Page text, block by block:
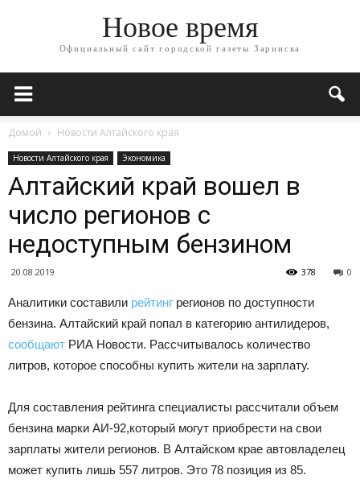
Новое время
Официальный сайт городской газеты Заринска
Домой Новости Алтайского края
Новости Алтайского края Экономика
Алтайский край вошел в
число регионов с
недоступным бензином
20.08.2019 0
378
Аналитики составили рейтинг регионов по доступности
бензина. Алтайский край попал в категорию антилидеров,
сообщают РИА Новости. Рассчитывалось количество
литров, которое способны купить жители на зарплату.
Для составления рейтинга специалисты рассчитали объем
бензина марки АИ-92,который могут приобрести на свои
зарплаты жители регионов. В Алтайском крае автовладелец
может купить лишь 557 литров. Это 78 позиция из 85.